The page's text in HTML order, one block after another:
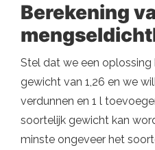
Berekening
Stel dat we een
gewicht van 1,26 en we
verdunnen en 1 l
soortelijk gewicht kan
minste ongeveer het